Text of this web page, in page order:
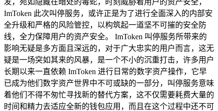
ImToken 此次叫停服务，或许正是为了进行全面深入的内部安
全升级和严格的风险管控，以构筑起一道坚不可摧的安全防
线，全力保障用户的资产安全。 ImToken 叫停服务所带来的
影响无疑是多方面且深远的，对于广大忠实的用户而言，这无
疑是一场突如其来的风暴，是一个不小的沉重打击，许多用户
长期以来一直依赖 ImToken 进行日常的数字资产操作，它早
已成为他们数字资产世界中不可或缺的一部分，叫停服务意味
着他们不得不匆忙寻找新的替代方案，这不仅需要耗费大量的
时间和精力去适应全新的钱包应用，而且在这个过程中还不可